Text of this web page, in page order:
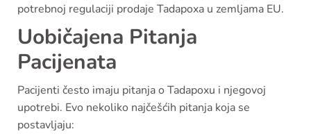
potrebnoj regulaciji prodaje Tadapoxa u zemljama EU.
Uobičajena Pitanja
Pacijenata
Pacijenti često imaju pitanja o Tadapoxu i njegovoj
upotrebi. Evo nekoliko najčešćih pitanja koja se
postavljaju: